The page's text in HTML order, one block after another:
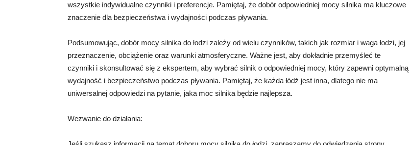
wszystkie indywidualne czynniki i preferencje. Pamiętaj, że dobór odpowiedniej mocy silnika ma kluczowe
znaczenie dla bezpieczeństwa i wydajności podczas pływania.
Podsumowując, dobór mocy silnika do łodzi zależy od wielu czynników, takich jak rozmiar i waga łodzi, jej
przeznaczenie, obciążenie oraz warunki atmosferyczne. Ważne jest, aby dokładnie przemyśleć te
czynniki i skonsultować się z ekspertem, aby wybrać silnik o odpowiedniej mocy, który zapewni optymalną
wydajność i bezpieczeństwo podczas pływania. Pamiętaj, że każda łódź jest inna, dlatego nie ma
uniwersalnej odpowiedzi na pytanie, jaka moc silnika będzie najlepsza.
Wezwanie do działania: